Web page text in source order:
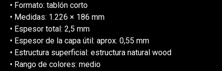
• Formato: tablón corto
• Medidas: 1.226 × 186 mm
• Espesor total: 2,5 mm
• Espesor de la capa útil: aprox. 0,55 mm
• Estructura superficial: estructura natural wood
• Rango de colores: medio